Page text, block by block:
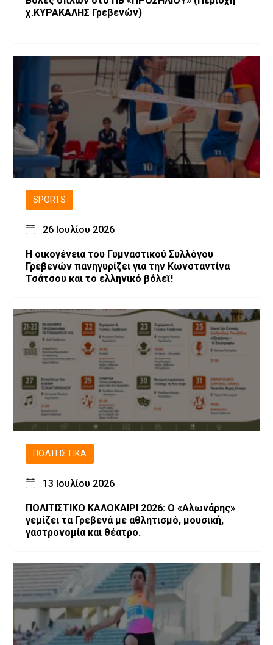
χ.ΚΥΡΑΚΑΛΗΣ Γρεβενών)
SPORTS
26 Ιουλίου 2026
H οικογένεια του Γυμναστικού Συλλόγου
Γρεβενών πανηγυρίζει για την Κωνσταντίνα
Τσάτσου και το ελληνικό βόλεϊ!
ΠΟΛΙΤΙΣΤΙΚΆ
13 Ιουλίου 2026
ΠΟΛΙΤΙΣΤΙΚΟ ΚΑΛΟΚΑΙΡΙ 2026: Ο «Αλωνάρης»
γεμίζει τα Γρεβενά με αθλητισμό, μουσική,
γαστρονομία και θέατρο.